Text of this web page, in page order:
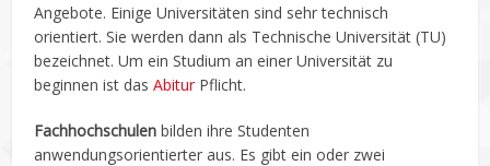
Angebote. Einige Universitäten sind sehr technisch
orientiert. Sie werden dann als Technische Universität (TU)
bezeichnet. Um ein Studium an einer Universität zu
beginnen ist dasAbiturPflicht.
Fachhochschulen bilden ihre Studenten
anwendungsorientierter aus. Es gibt ein oder zwei